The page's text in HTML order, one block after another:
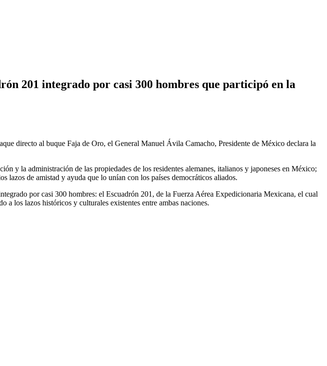
201 integrado por casi 300 hombres que participó en la
directo al buque Faja de Oro, el General Manuel Ávila Camacho, Presidente de México declara la
y la administración de las propiedades de los residentes alemanes, italianos y japoneses en México;
de amistad y ayuda que lo unían con los países democráticos aliados.
por casi 300 hombres: el Escuadrón 201, de la Fuerza Aérea Expedicionaria Mexicana, el cual
los lazos históricos y culturales existentes entre ambas naciones.